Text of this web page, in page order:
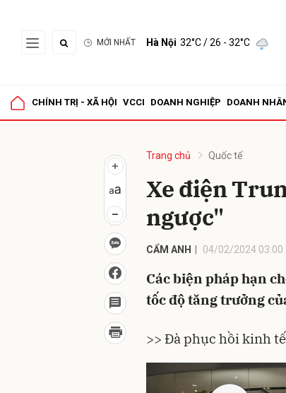
MỚI NHẤT Hà Nội 32°C/ 26 - 32°C
CHÍNH TRỊ - XÃ HỘI VCCI DOANH NGHIỆP DOANH
Trang chủ Quốc tế
Xe điện
ngược"
CẨM ANH 04/02/2024 03:00
Các biện pháp hạn
tốc độ tăng trưởng
>> Đà phục hồi kinh